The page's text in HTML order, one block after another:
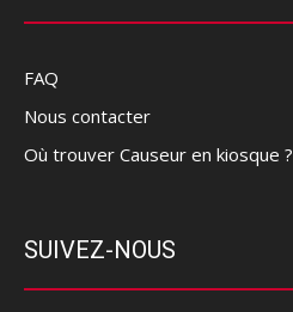
FAQ
Nous contacter
Où trouver Causeur en kiosque ?
SUIVEZ-NOUS